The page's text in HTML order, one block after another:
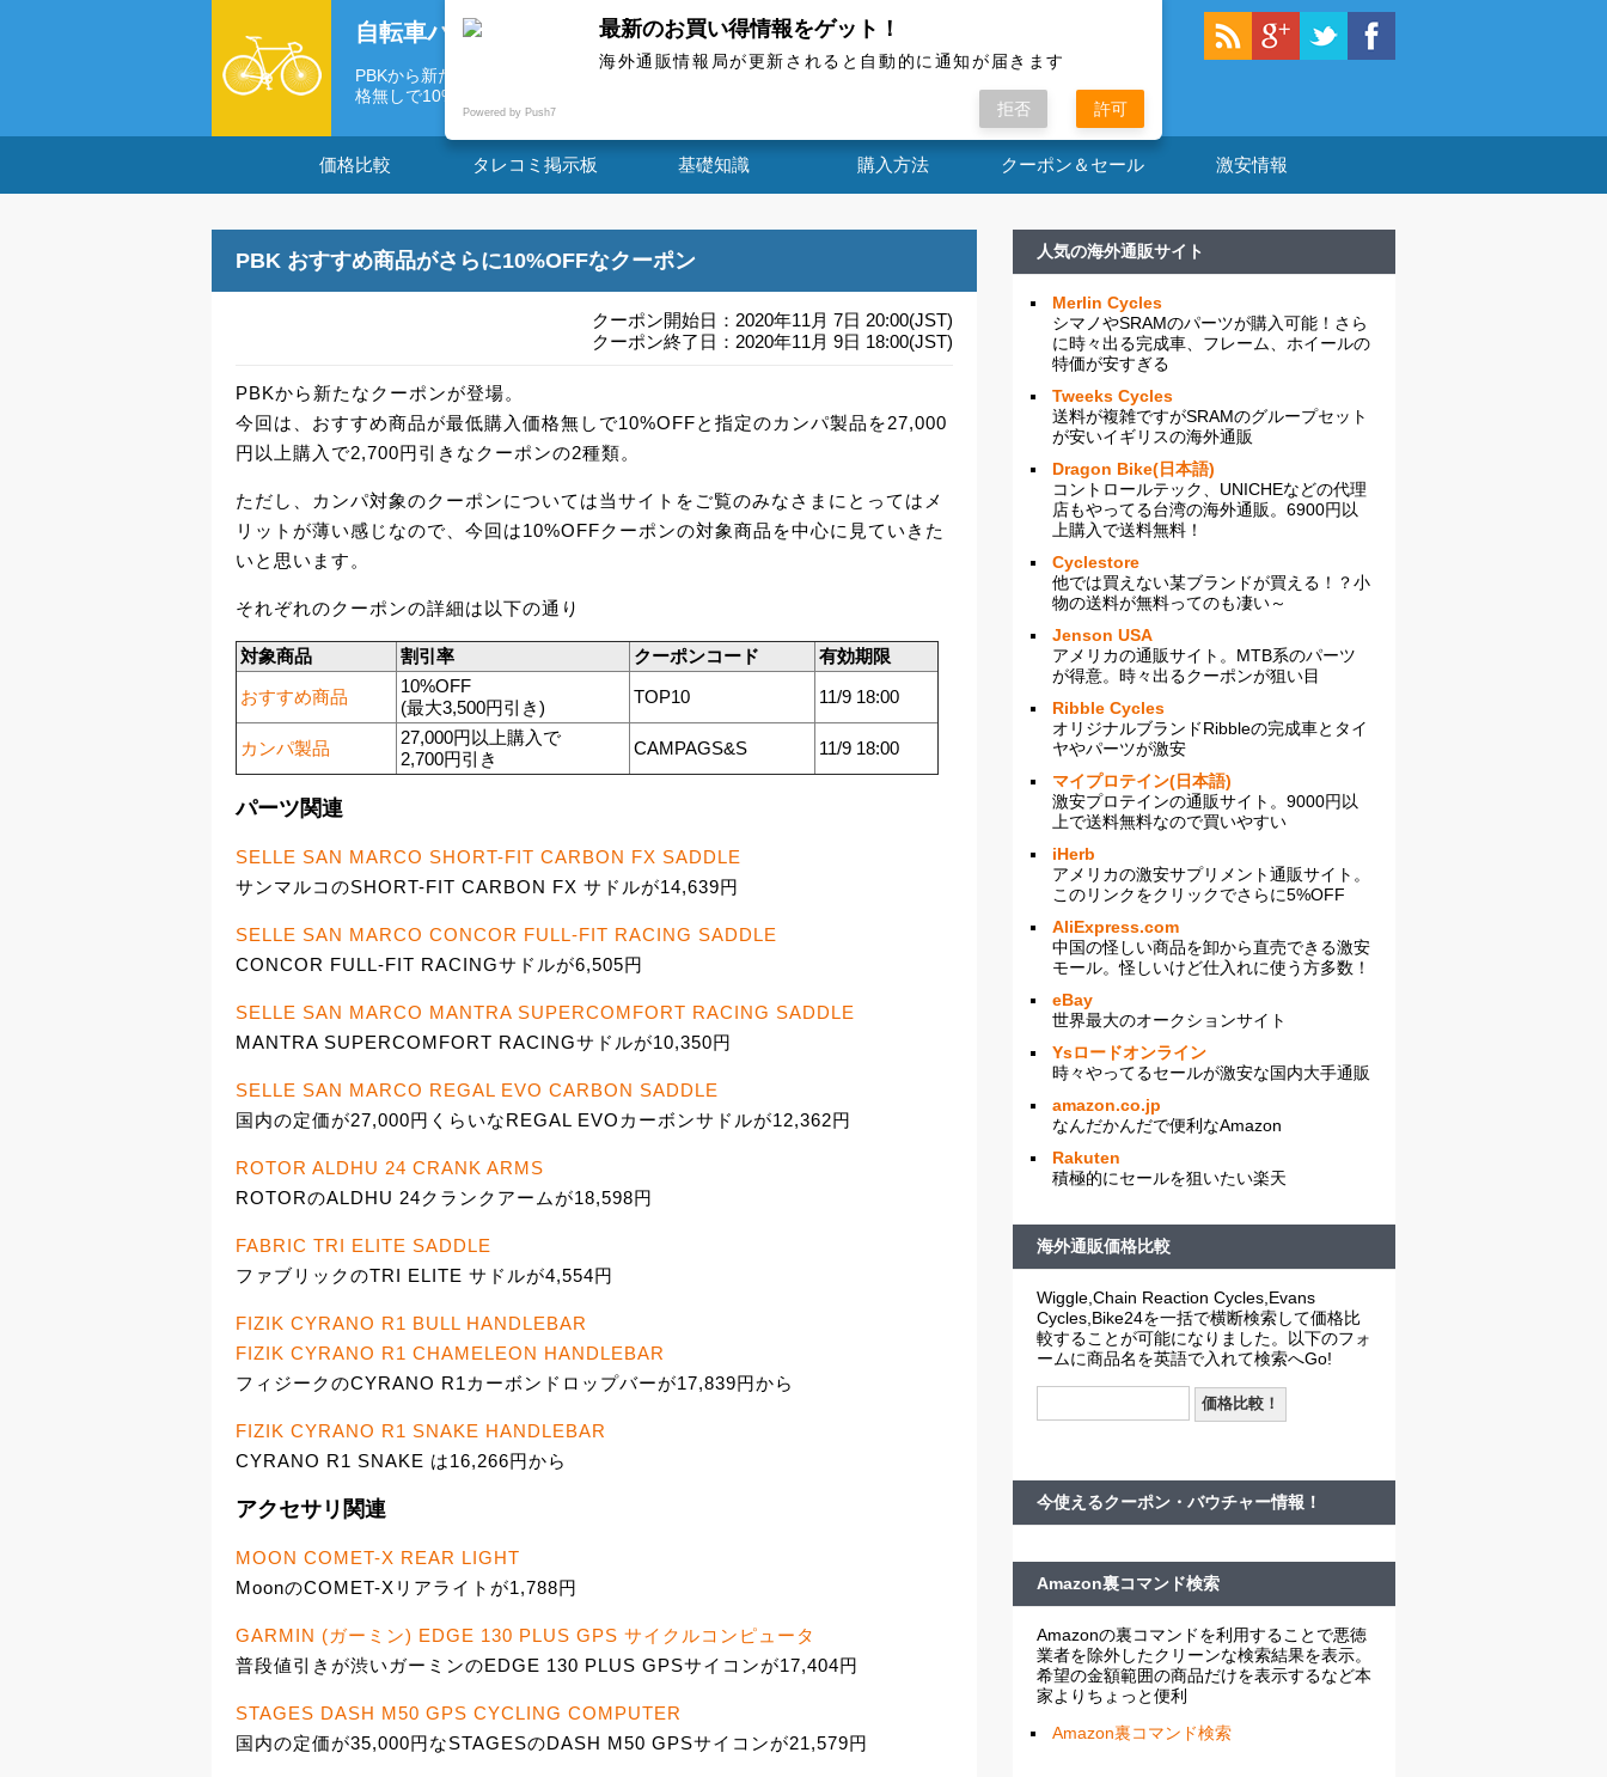
自転車パーツの海外通販情報局
PBKから新たなクーポンが登場。 今回は、おすすめ商品が最低購入価
格無しで10%...
価格比較 タレコミ掲示板 基礎知識 購入方法 クーポン＆セール 激安情報
PBK おすすめ商品がさらに10%OFFなクーポン
クーポン開始日：2020年11月 7日 20:00(JST)
クーポン終了日：2020年11月 9日 18:00(JST)
PBKから新たなクーポンが登場。
今回は、おすすめ商品が最低購入価格無しで10%OFFと指定のカンパ製品を27,000
円以上購入で2,700円引きなクーポンの2種類。
ただし、カンパ対象のクーポンについては当サイトをご覧のみなさまにとってはメ
リットが薄い感じなので、今回は10%OFFクーポンの対象商品を中心に見ていきた
いと思います。
それぞれのクーポンの詳細は以下の通り
対象商品 割引率 クーポンコード
有効期限
おすすめ商品
10%OFF
(最大3,500円引き)
TOP10 11/9 18:00
カンパ製品
27,000円以上購入で
2,700円引き
CAMPAGS&S 11/9 18:00
パーツ関連
SELLE SAN MARCO SHORT-FIT CARBON FX SADDLE
サンマルコのSHORT-FIT CARBON FX サドルが14,639円
SELLE SAN MARCO CONCOR FULL-FIT RACING SADDLE
CONCOR FULL-FIT RACINGサドルが6,505円
SELLE SAN MARCO MANTRA SUPERCOMFORT RACING SADDLE
MANTRA SUPERCOMFORT RACINGサドルが10,350円
SELLE SAN MARCO REGAL EVO CARBON SADDLE
国内の定価が27,000円くらいなREGAL EVOカーボンサドルが12,362円
ROTOR ALDHU 24 CRANK ARMS
ROTORのALDHU 24クランクアームが18,598円
FABRIC TRI ELITE SADDLE
ファブリックのTRI ELITE サドルが4,554円
FIZIK CYRANO R1 BULL HANDLEBAR
FIZIK CYRANO R1 CHAMELEON HANDLEBAR
フィジークのCYRANO R1カーボンドロップバーが17,839円から
FIZIK CYRANO R1 SNAKE HANDLEBAR
CYRANO R1 SNAKE は16,266円から
アクセサリ関連
MOON COMET-X REAR LIGHT
MoonのCOMET-Xリアライトが1,788円
GARMIN (ガーミン) EDGE 130 PLUS GPS サイクルコンピュータ
普段値引きが渋いガーミンのEDGE 130 PLUS GPSサイコンが17,404円
STAGES DASH M50 GPS CYCLING COMPUTER
国内の定価が35,000円なSTAGESのDASH M50 GPSサイコンが21,579円
人気の海外通販サイト
Merlin Cycles
シマノやSRAMのパーツが購入可能！さら
に時々出る完成車、フレーム、ホイールの
特価が安すぎる
Tweeks Cycles
送料が複雑ですがSRAMのグループセット
が安いイギリスの海外通販
Dragon Bike(日本語)
コントロールテック、UNICHEなどの代理
店もやってる台湾の海外通販。6900円以
上購入で送料無料！
Cyclestore
他では買えない某ブランドが買える！？小
物の送料が無料ってのも凄い～
Jenson USA
アメリカの通販サイト。MTB系のパーツ
が得意。時々出るクーポンが狙い目
Ribble Cycles
オリジナルブランドRibbleの完成車とタイ
ヤやパーツが激安
マイプロテイン(日本語)
激安プロテインの通販サイト。9000円以
上で送料無料なので買いやすい
iHerb
アメリカの激安サプリメント通販サイト。
このリンクをクリックでさらに5%OFF
AliExpress.com
中国の怪しい商品を卸から直売できる激安
モール。怪しいけど仕入れに使う方多数！
eBay
世界最大のオークションサイト
Ysロードオンライン
時々やってるセールが激安な国内大手通販
amazon.co.jp
なんだかんだで便利なAmazon
Rakuten
積極的にセールを狙いたい楽天
海外通販価格比較
Wiggle,Chain Reaction Cycles,Evans
Cycles,Bike24を一括で横断検索して価格比
較することが可能になりました。以下のフォ
ームに商品名を英語で入れて検索へGo!
今使えるクーポン・バウチャー情報！
Amazon裏コマンド検索
Amazonの裏コマンドを利用することで悪徳
業者を除外したクリーンな検索結果を表示。
希望の金額範囲の商品だけを表示するなど本
家よりちょっと便利
Amazon裏コマンド検索
最新のお買い得情報をゲット！
海外通販情報局が更新されると自動的に通知が届きます
Powered by Push7 拒否 許可